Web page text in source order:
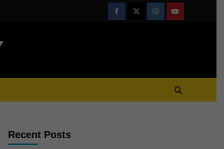
FacebookTwitterInstagramYoutube
Recent Posts